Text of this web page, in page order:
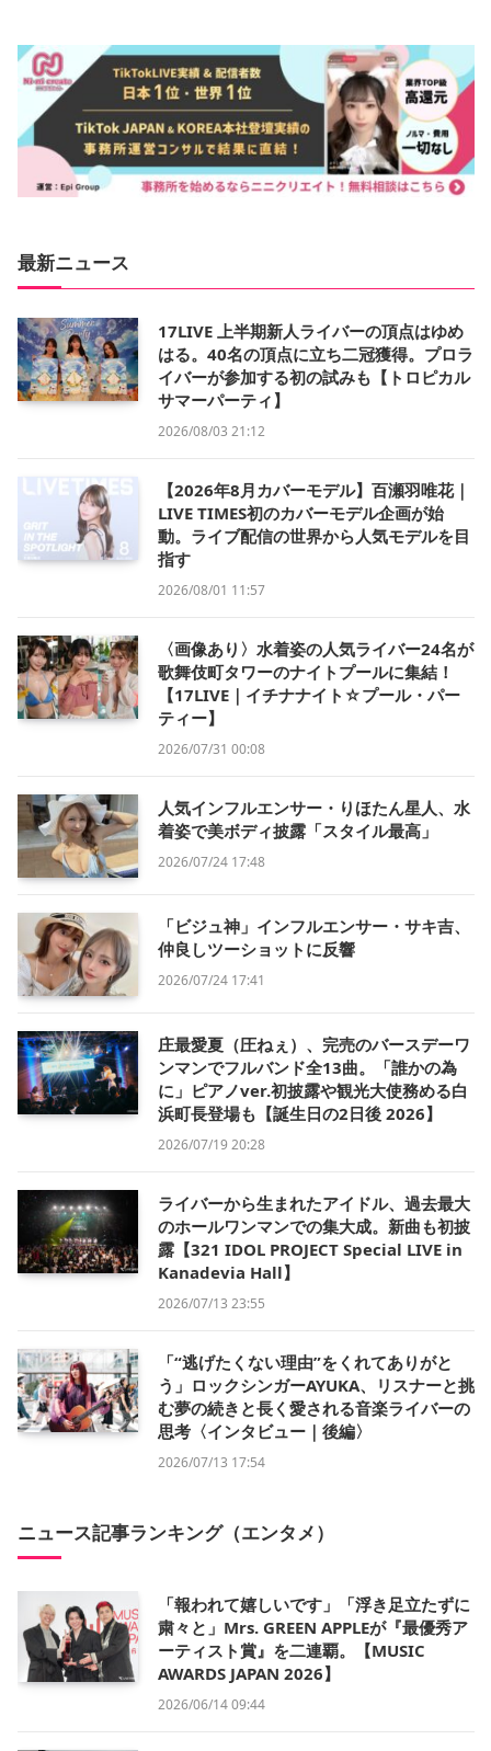
最新ニュース
17LIVE 上半期新人ライバーの頂点はゆめ
はる。40名の頂点に立ち二冠獲得。プロラ
イバーが参加する初の試みも【トロピカル
サマーパーティ】
2026/08/03 21:12
【2026年8月カバーモデル】百瀬羽唯花｜
LIVE TIMES初のカバーモデル企画が始
動。ライブ配信の世界から人気モデルを目
指す
2026/08/01 11:57
〈画像あり〉水着姿の人気ライバー24名が
歌舞伎町タワーのナイトプールに集結！
【17LIVE｜イチナナイト☆プール・パー
ティー】
2026/07/31 00:08
人気インフルエンサー・りほたん星人、水
着姿で美ボディ披露「スタイル最高」
2026/07/24 17:48
「ビジュ神」インフルエンサー・サキ吉、
仲良しツーショットに反響
2026/07/24 17:41
庄最愛夏（圧ねぇ）、完売のバースデーワ
ンマンでフルバンド全13曲。「誰かの為
に」ピアノver.初披露や観光大使務める白
浜町長登場も【誕生日の2日後 2026】
2026/07/19 20:28
ライバーから生まれたアイドル、過去最大
のホールワンマンでの集大成。新曲も初披
露【321 IDOL PROJECT Special LIVE in
Kanadevia Hall】
2026/07/13 23:55
「“逃げたくない理由”をくれてありがと
う」ロックシンガーAYUKA、リスナーと挑
む夢の続きと長く愛される音楽ライバーの
思考〈インタビュー｜後編〉
2026/07/13 17:54
ニュース記事ランキング（エンタメ）
「報われて嬉しいです」「浮き足立たずに
粛々と」Mrs. GREEN APPLEが『最優秀ア
ーティスト賞』を二連覇。【MUSIC
AWARDS JAPAN 2026】
2026/06/14 09:44